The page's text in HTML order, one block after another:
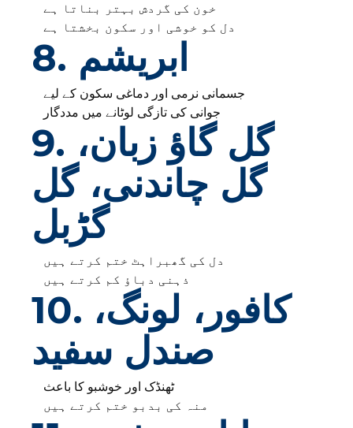
خون کی گردش بہتر بناتا ہے
دل کو خوشی اور سکون بخشتا ہے
8. ابریشم
جسمانی نرمی اور دماغی سکون کے لیے
جوانی کی تازگی لوٹانے میں مددگار
9. گل گاؤ زبان،
گل چاندنی، گل
گڑبل
دل کی گھبراہٹ ختم کرتے ہیں
ذہنی دباؤ کم کرتے ہیں
10. کافور، لونگ،
صندل سفید
ٹھنڈک اور خوشبو کا باعث
منہ کی بدبو ختم کرتے ہیں